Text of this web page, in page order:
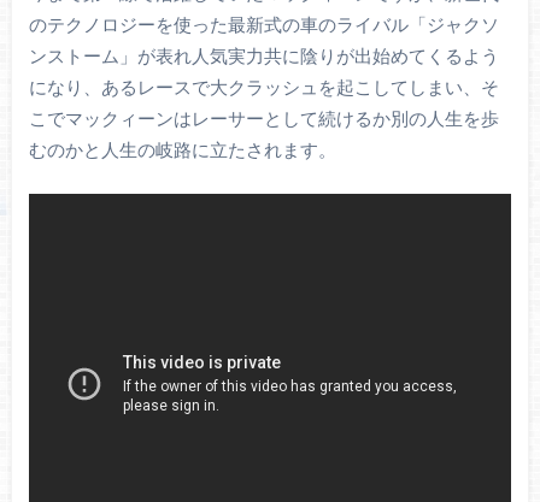
のテクノロジーを使った最新式の車のライバル「ジャクソ
ンストーム」が表れ人気実力共に陰りが出始めてくるよう
になり、あるレースで大クラッシュを起こしてしまい、そ
こでマックィーンはレーサーとして続けるか別の人生を歩
むのかと人生の岐路に立たされます。